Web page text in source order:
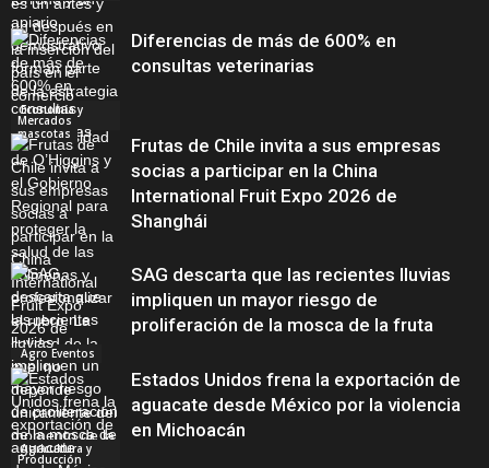
Economía y
Mercados
mascotas
Diferencias de más de 600% en
consultas veterinarias
Agro Eventos
Frutas de Chile invita a sus empresas
socias a participar en la China
International Fruit Expo 2026 de
Shanghái
Agricultura y
Producción
SAG descarta que las recientes lluvias
impliquen un mayor riesgo de
proliferación de la mosca de la fruta
Estados Unidos frena la exportación de
aguacate desde México por la violencia
en Michoacán